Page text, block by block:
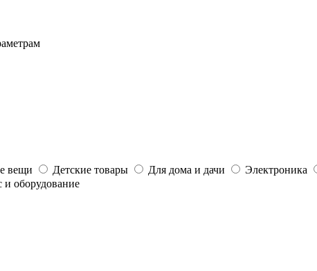
вещи Детские товары Для дома и дачи Электроника
и оборудование